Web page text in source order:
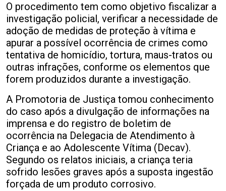
O procedimento tem como objetivo fiscalizar a
investigação policial, verificar a necessidade de
adoção de medidas de proteção à vítima e
apurar a possível ocorrência de crimes como
tentativa de homicídio, tortura, maus-tratos ou
outras infrações, conforme os elementos que
forem produzidos durante a investigação.
A Promotoria de Justiça tomou conhecimento
do caso após a divulgação de informações na
imprensa e do registro de boletim de
ocorrência na Delegacia de Atendimento à
Criança e ao Adolescente Vítima (Decav).
Segundo os relatos iniciais, a criança teria
sofrido lesões graves após a suposta ingestão
forçada de um produto corrosivo.